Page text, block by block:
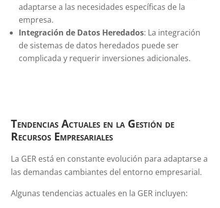
adaptarse a las necesidades específicas de la
empresa.
Integración de Datos Heredados: La integración
de sistemas de datos heredados puede ser
complicada y requerir inversiones adicionales.
Tendencias Actuales en la Gestión de
Recursos Empresariales
La GER está en constante evolución para adaptarse a
las demandas cambiantes del entorno empresarial.
Algunas tendencias actuales en la GER incluyen: